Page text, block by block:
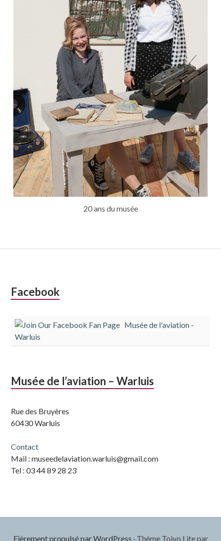
20 ans du musée
Colonne
subsidiaire
Facebook
Musée de l'aviation -
Warluis
Musée de l’aviation – Warluis
Rue des Bruyères
60430 Warluis
Contact
Mail : museedelaviation.warluis@gmail.com
Tel : 03 44 89 28 23
Fièrement propulsé par WordPress ·Thème Toivo Lite par